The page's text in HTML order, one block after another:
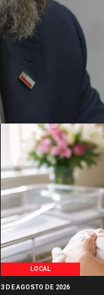
LOCAL
3 DE AGOSTO DE 2026